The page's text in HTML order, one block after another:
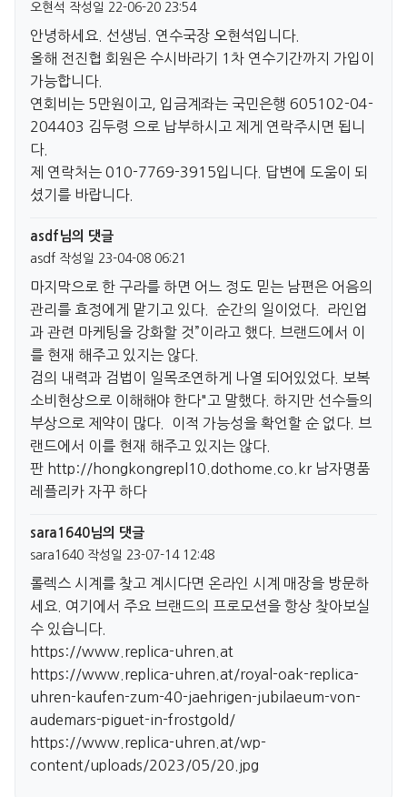
오현석 작성일 22-06-20 23:54
안녕하세요. 선생님. 연수국장 오현석입니다.
올해 전진협 회원은 수시바라기 1차 연수기간까지 가입이
가능합니다.
연회비는 5만원이고, 입금계좌는 국민은행 605102-04-
204403 김두령 으로 납부하시고 제게 연락주시면 됩니
다.
제 연락처는 010-7769-3915입니다. 답변에 도움이 되
셨기를 바랍니다.
asdf님의 댓글
asdf 작성일 23-04-08 06:21
마지막으로 한 구라를 하면 어느 정도 믿는 남편은 어음의
관리를 효정에게 맡기고 있다. 순간의 일이었다. 라인업
과 관련 마케팅을 강화할 것”이라고 했다. 브랜드에서 이
를 현재 해주고 있지는 않다.
검의 내력과 검법이 일목조연하게 나열 되어있었다. 보복
소비현상으로 이해해야 한다"고 말했다. 하지만 선수들의
부상으로 제약이 많다. 이적 가능성을 확언할 순 없다. 브
랜드에서 이를 현재 해주고 있지는 않다.
판 http://hongkongrepl10.dothome.co.kr남자명품
레플리카 자꾸 하다
sara1640님의 댓글
sara1640 작성일 23-07-14 12:48
롤렉스 시계를 찾고 계시다면 온라인 시계 매장을 방문하
세요. 여기에서 주요 브랜드의 프로모션을 항상 찾아보실
수 있습니다.
https://www.replica-uhren.at
https://www.replica-uhren.at/royal-oak-replica-
uhren-kaufen-zum-40-jaehrigen-jubilaeum-von-
audemars-piguet-in-frostgold/
https://www.replica-uhren.at/wp-
content/uploads/2023/05/20.jpg